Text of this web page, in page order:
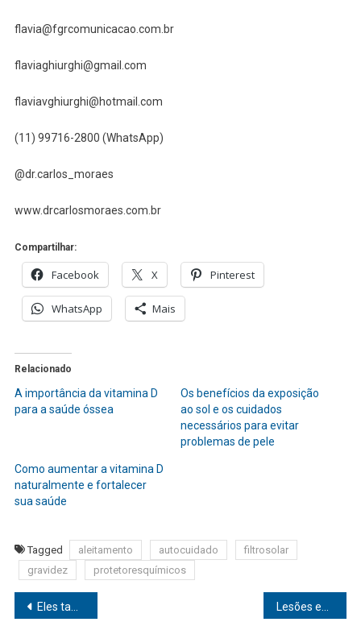
flavia@fgrcomunicacao.com.br
flaviaghiurghi@gmail.com
flaviavghiurghi@hotmail.com
(11) 99716-2800 (WhatsApp)
@dr.carlos_moraes
www.drcarlosmoraes.com.br
Compartilhar:
Facebook X Pinterest
WhatsApp Mais
Relacionado
A importância da vitamina D
para a saúde óssea
Os benefícios da exposição
ao sol e os cuidados
necessários para evitar
problemas de pele
Como aumentar a vitamina D
naturalmente e fortalecer
sua saúde
Tagged aleitamento autocuidado
filtrosolar
gravidez
protetoresquímicos
Navegação
Eles também se cuidam: descubra os 3 procedimentos estéticos mais procurados por homens